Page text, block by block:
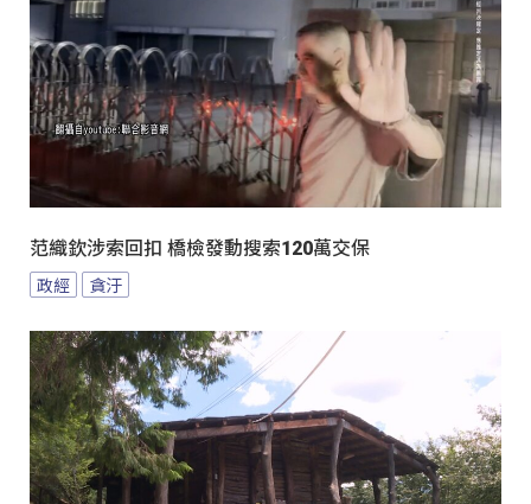
范織欽涉索回扣 橋檢發動搜索120萬交保
政經 貪汙